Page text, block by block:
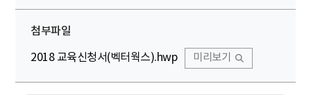
첨부파일
2018 교육신청서(벡터웍스).hwp 미리보기